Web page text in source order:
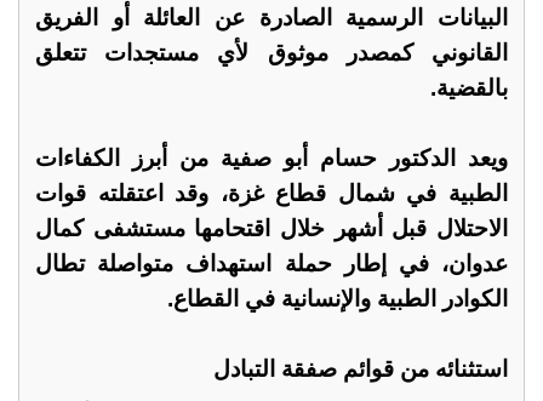
البيانات الرسمية الصادرة عن العائلة أو الفريق
القانوني كمصدر موثوق لأي مستجدات تتعلق
بالقضية.
ويعد الدكتور حسام أبو صفية من أبرز الكفاءات
الطبية في شمال قطاع غزة، وقد اعتقلته قوات
الاحتلال قبل أشهر خلال اقتحامها مستشفى كمال
عدوان، في إطار حملة استهداف متواصلة تطال
الكوادر الطبية والإنسانية في القطاع.
استثنائه من قوائم صفقة التبادل